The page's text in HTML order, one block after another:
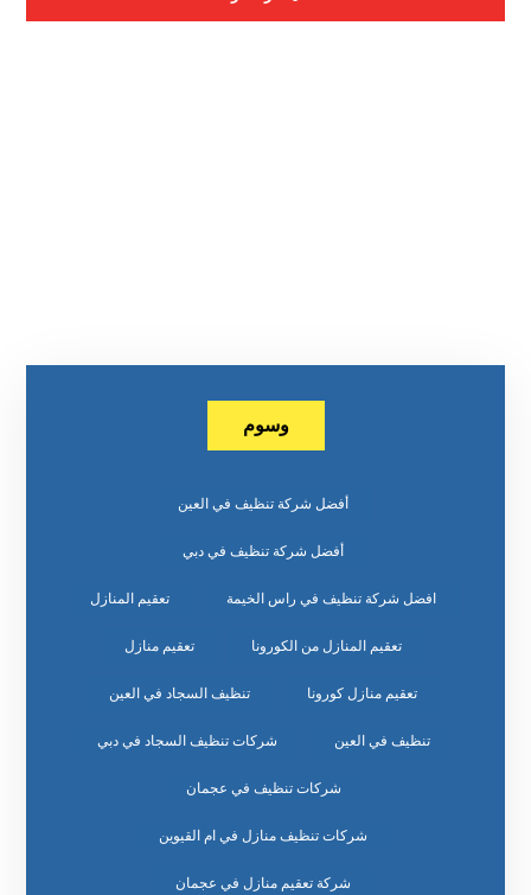
وسوم
أفضل شركة تنظيف في العين
أفضل شركة تنظيف في دبي
افضل شركة تنظيف في راس الخيمة تعقيم المنازل
تعقيم المنازل من الكورونا تعقيم منازل
تعقيم منازل كورونا تنظيف السجاد في العين
تنظيف في العين شركات تنظيف السجاد في دبي
شركات تنظيف في عجمان
شركات تنظيف منازل في ام القيوين
شركة تعقيم منازل في عجمان